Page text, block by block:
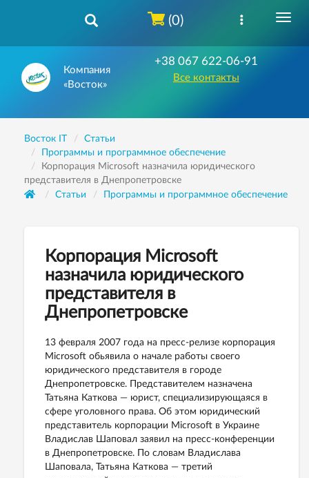
Компания
«Восток»
+38 067 622-06-91
Все контакты
(0)
Восток IT
Статьи
Программы и программное обеспечение
Корпорация Microsoft назначила юридического
представителя в Днепропетровске
Статьи
Программы и программное обеспечение
Корпорация Microsoft
назначила юридического
представителя в
Днепропетровске
13 февраля 2007 года на пресс-релизе корпорация
Microsoft обьявила о начале работы своего
юридического представителя в городе
Днепропетровске. Представителем назначена
Татьяна Каткова — юрист, специализирующаяся в
сфере уголовного права. Об этом юридический
представитель корпорации Microsoft в Украине
Владислав Шаповал заявил на пресс-конференции
в Днепропетровске. По словам Владислава
Шаповала, Татьяна Каткова — третий